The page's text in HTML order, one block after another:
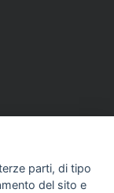
parti, di tipo
del sito e